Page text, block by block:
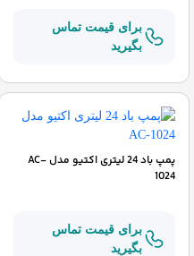
برای قیمت تماس
بگیرید
پمپ باد 24 لیتری اکتیو مدل AC-
1024
برای قیمت تماس
بگیرید